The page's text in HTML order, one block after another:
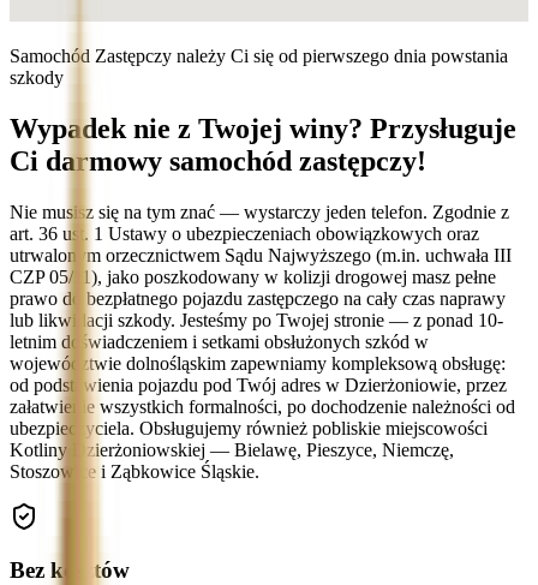
Samochód Zastępczy należy Ci się od pierwszego dnia powstania
szkody
Wypadek nie z Twojej winy? Przysługuje
Ci darmowy samochód zastępczy!
Nie musisz się na tym znać — wystarczy jeden telefon. Zgodnie z
art. 36 ust. 1 Ustawy o ubezpieczeniach obowiązkowych oraz
utrwalonym orzecznictwem Sądu Najwyższego (m.in. uchwała III
CZP 05/11), jako poszkodowany w kolizji drogowej masz pełne
prawo do bezpłatnego pojazdu zastępczego na cały czas naprawy
lub likwidacji szkody. Jesteśmy po Twojej stronie — z ponad 10-
letnim doświadczeniem i setkami obsłużonych szkód w
województwie dolnośląskim zapewniamy kompleksową obsługę:
od podstawienia pojazdu pod Twój adres w Dzierżoniowie, przez
załatwienie wszystkich formalności, po dochodzenie należności od
ubezpieczyciela. Obsługujemy również pobliskie miejscowości
Kotliny Dzierżoniowskiej — Bielawę, Pieszyce, Niemczę,
Stoszowice i Ząbkowice Śląskie.
Bez kosztów